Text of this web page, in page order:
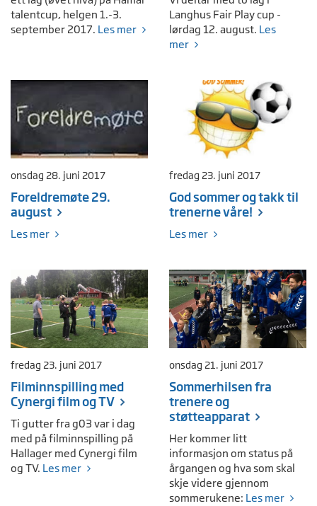
talentcup, helgen 1.-3.
september 2017. Les mer
Langhus Fair Play cup -
lørdag 12. august. Les
mer
onsdag 28. juni 2017
Foreldremøte 29.
august
Les mer
fredag 23. juni 2017
God sommer og takk til
trenerne våre!
Les mer
fredag 23. juni 2017
Filminnspilling med
Cynergi film og TV
Ti gutter fra g03 var i dag
med på filminnspilling på
Hallager med Cynergi film
og TV. Les mer
onsdag 21. juni 2017
Sommerhilsen fra
trenere og
støtteapparat
Her kommer litt
informasjon om status på
årgangen og hva som skal
skje videre gjennom
sommerukene: Les mer